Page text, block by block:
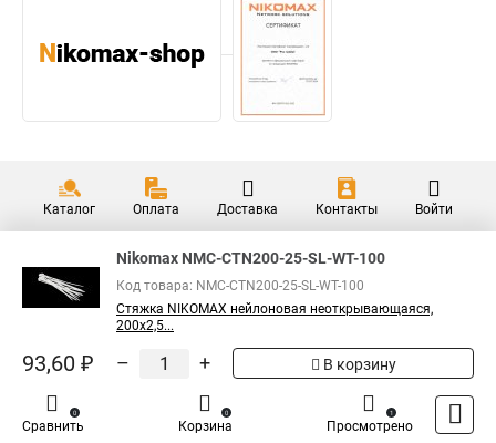
Каталог Оплата Доставка Контакты Войти
Nikomax NMC-CTN200-25-SL-WT-100
Код товара: NMC-CTN200-25-SL-WT-100
Стяжка NIKOMAX нейлоновая неоткрывающаяся,
200х2,5...
93,60 ₽ – + В корзину
Сравнить
0
Корзина
0
Просмотрено
1